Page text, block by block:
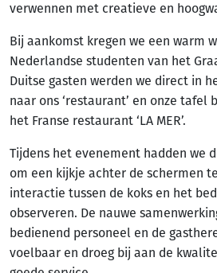
verwennen met creatieve en
Bij aankomst kregen we een warm
Nederlandse studenten van het
Duitse gasten werden we direct in
naar ons ‘restaurant’ en onze tafel
het Franse restaurant ‘LA MER’.
Tijdens het evenement hadden we
om een kijkje achter de schermen
interactie tussen de koks en het
observeren. De nauwe
bedienend personeel en de
voelbaar en droeg bij aan de